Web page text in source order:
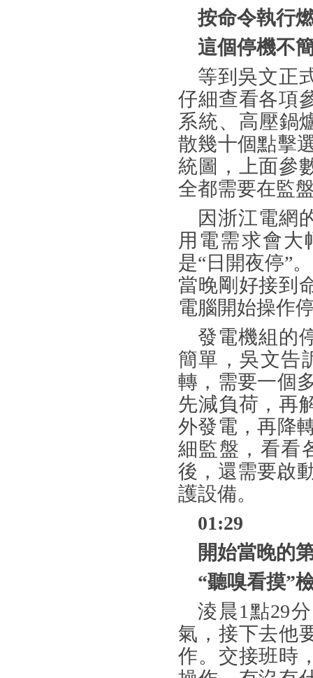
按命令執行
這個停機不
等到吳文正
仔細查看各項
系統、高壓鍋
散幾十個點擊
統圖，上面參
全都需要在監
因浙江電網
用電需求會大
是“日開夜停”
當晚剛好接到
電腦開始操作
發電機組的
簡單，吳文告
轉，需要一個
先減負荷，再
外發電，再降
細監盤，看看
後，還需要啟
護設備。
01:29
開始當晚的
“聽嗅看摸”
淩晨1點29
氣，接下去他
作。交接班時